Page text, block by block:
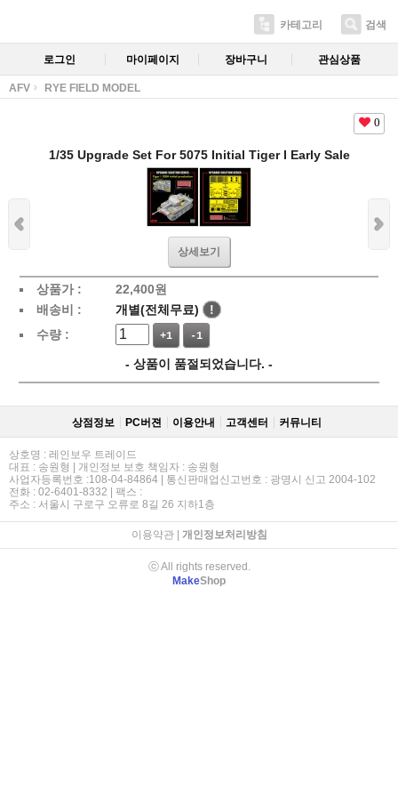
카테고리 검색
로그인 마이페이지 장바구니 관심상품
AFV RYE FIELD MODEL
0
1/35 Upgrade Set For 5075 Initial Tiger I Early Sale
상세보기
상품가 : 22,400원
배송비 :
개별(전체무료)
!
수량 :
+1 -1
- 상품이 품절되었습니다. -
상점정보 PC버젼 이용안내 고객센터 커뮤니티
상호명 : 레인보우 트레이드
대표 : 송원형 | 개인정보 보호 책임자 : 송원형
사업자등록번호 :108-04-84864 | 통신판매업신고번호 : 광명시 신고 2004-102
전화 : 02-6401-8332 | 팩스 :
주소 : 서울시 구로구 오류로 8길 26 지하1층
이용약관| 개인정보처리방침
ⓒ All rights reserved.
MakeShop